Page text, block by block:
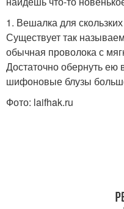
1. Вешалка для
Существует так
обычная проволока с
Достаточно обернуть
шифоновые блузы
Фото: laifhak.ru